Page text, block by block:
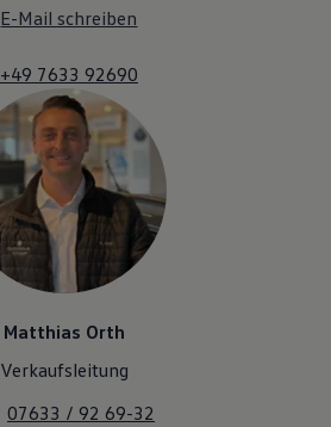
E-Mail schreiben
+49 7633 92690
Matthias Orth
Verkaufsleitung
07633 / 92 69-32